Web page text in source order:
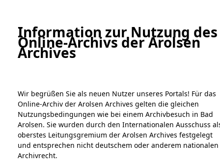
Digital Collections Online
Bestandsbeschreibung
Archivale
Übersicht
Information zur Nutzung des
Online-Archivs der Arolsen
Archives
Wir begrüßen Sie als neuen Nutzer unseres Portals! Für das
Online-Archiv der Arolsen Archives gelten die gleichen
Nutzungsbedingungen wie bei einem Archivbesuch in Bad
Arolsen. Sie wurden durch den Internationalen Ausschuss
oberstes Leitungsgremium der Arolsen Archives festgelegt
und entsprechen nicht deutschem oder anderem nationalen
Archivrecht.